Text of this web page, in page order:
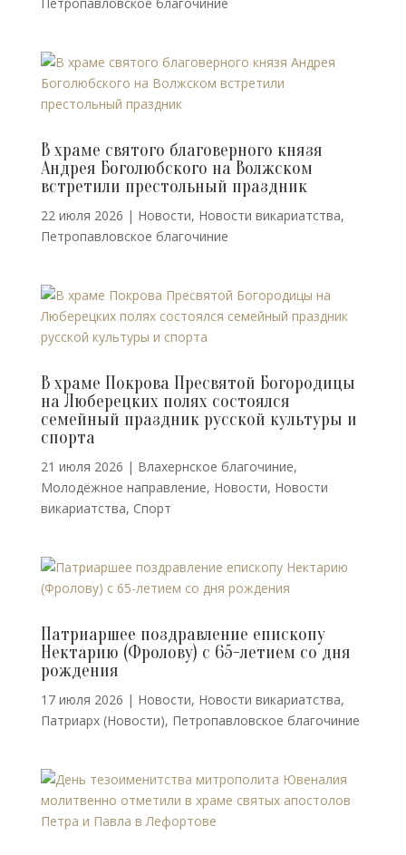
В храме святого благоверного князя
Андрея Боголюбского на Волжском
встретили престольный праздник
22 июля 2026 | Новости, Новости викариатства,
Петропавловское благочиние
В храме Покрова Пресвятой Богородицы
на Люберецких полях состоялся
семейный праздник русской культуры и
спорта
21 июля 2026 | Влахернское благочиние,
Молодёжное направление, Новости, Новости
викариатства, Спорт
Патриаршее поздравление епископу
Нектарию (Фролову) с 65-летием со дня
рождения
17 июля 2026 | Новости, Новости викариатства,
Патриарх (Новости), Петропавловское благочиние